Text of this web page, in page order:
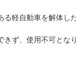
軽自動車を解体し
ず、使用不可となり